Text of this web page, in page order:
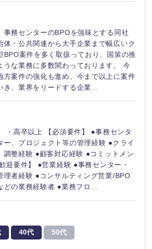
熊本県
宮崎県
沖縄県
事務センターのBPOを強味とする同社
体・公共関連から大手企業まで幅広いク
BPO案件を多く取扱っており、国策の推
うな業務に多数関わっております。 今
方案件の強化も進め、今まで以上に案件
き、業界をリードする企業...
・高卒以上 【必須要件】 ●事務センタ
ー、プロジェクト等の管理経験 ●クライ
調整経験 ●顧客対応経験 ●コミットメン
迎要件】 ●営業経験 ●事務センター・
理者経験 ●コンサルティング営業/BPO
どの業務経験者 ●業務フロ...
40代 50代